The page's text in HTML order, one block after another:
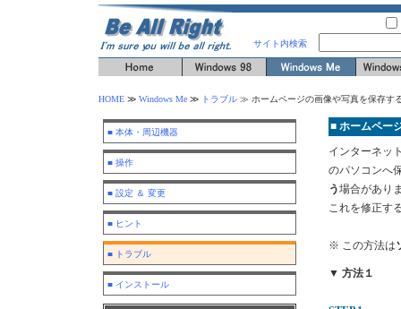
サイト内検索
HOME ≫ Windows Me ≫ トラブル ≫ ホームページの画像や写真を保存す
■ 本体・周辺機器
■ 操作
■ 設定 ＆ 変更
■ ヒント
■ トラブル
■ インストール
■ ホームペー
インターネッ
のパソコンへ
う場合があり
これを修正す
※ この方法は
▼ 方法１